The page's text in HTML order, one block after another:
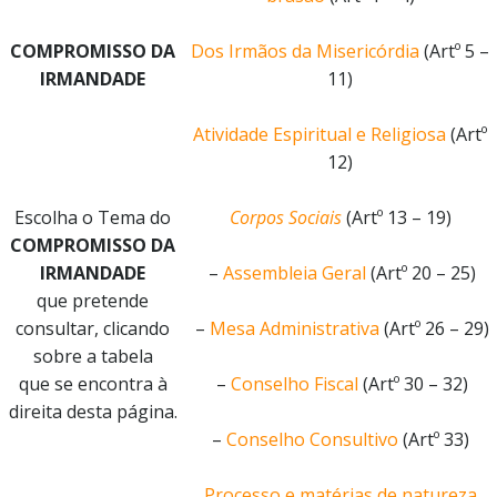
COMPROMISSO DA
IRMANDADE
Escolha o Tema do
COMPROMISSO DA
IRMANDADE
que pretende
consultar, clicando
sobre a tabela
que se encontra à
direita desta página.
Dos Irmãos da Misericórdia (Artº 5 –
11)
Atividade Espiritual e Religiosa (Artº
12)
Corpos Sociais(Artº 13 – 19)
– Assembleia Geral (Artº 20 – 25)
– Mesa Administrativa (Artº 26 – 29)
– Conselho Fiscal (Artº 30 – 32)
– Conselho Consultivo (Artº 33)